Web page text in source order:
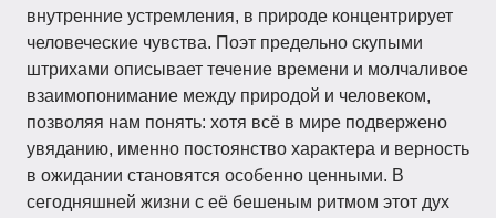
внутренние устремления, в природе концентрирует
человеческие чувства. Поэт предельно скупыми
штрихами описывает течение времени и молчаливое
взаимопонимание между природой и человеком,
позволяя нам понять: хотя всё в мире подвержено
увяданию, именно постоянство характера и верность
в ожидании становятся особенно ценными. В
сегодняшней жизни с её бешеным ритмом этот дух